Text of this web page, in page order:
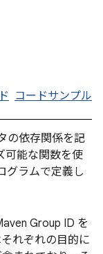
コードサンプル
の依存関係を記
可能な関数を使
グラムで定義し
Group ID を
れぞれの目的に